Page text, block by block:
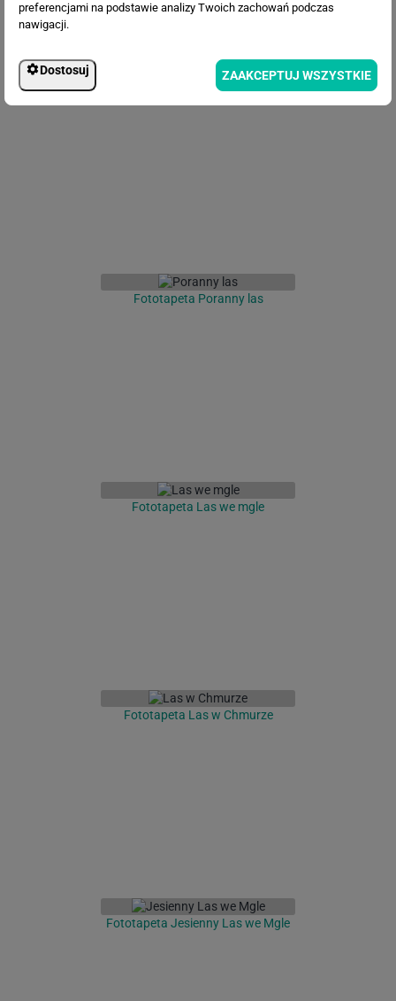
Fototapeta Artystyczny las
Fototapeta Poranny las
Fototapeta Las we mgle
Fototapeta Las w Chmurze
Fototapeta Jesienny Las we Mgle
preferencjami na podstawie analizy Twoich zachowań podczas
nawigacji.
Dostosuj ZAAKCEPTUJ WSZYSTKIE